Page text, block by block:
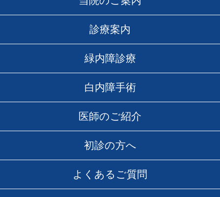
診療案内
緑内障診療
白内障手術
医師のご紹介
初診の方へ
よくあるご質問